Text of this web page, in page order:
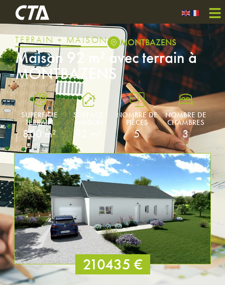
TERRAIN + MAISON MONTBAZENS
Maison 92 m² avec terrain à
MONTBAZENS
SUPERFICIE
TERRAIN
800 m²
SURFACE
MAISON
NOMBRE DE
PIÈCES
5
NOMBRE DE
CHAMBRES
3
210435 €